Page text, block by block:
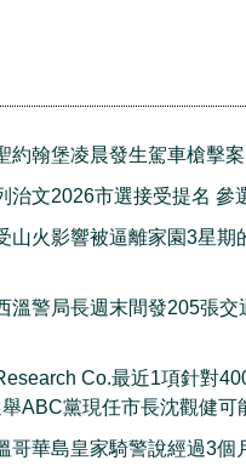
約翰堡凌晨發生駕車槍擊
治文2026市選接受提名 參
山火影響被逼離家園3星期
溫警局長週末間發205張交
Co.最近1項針對
ABC黨現任市長沈觀健可
哥華島皇家騎警說經過3個